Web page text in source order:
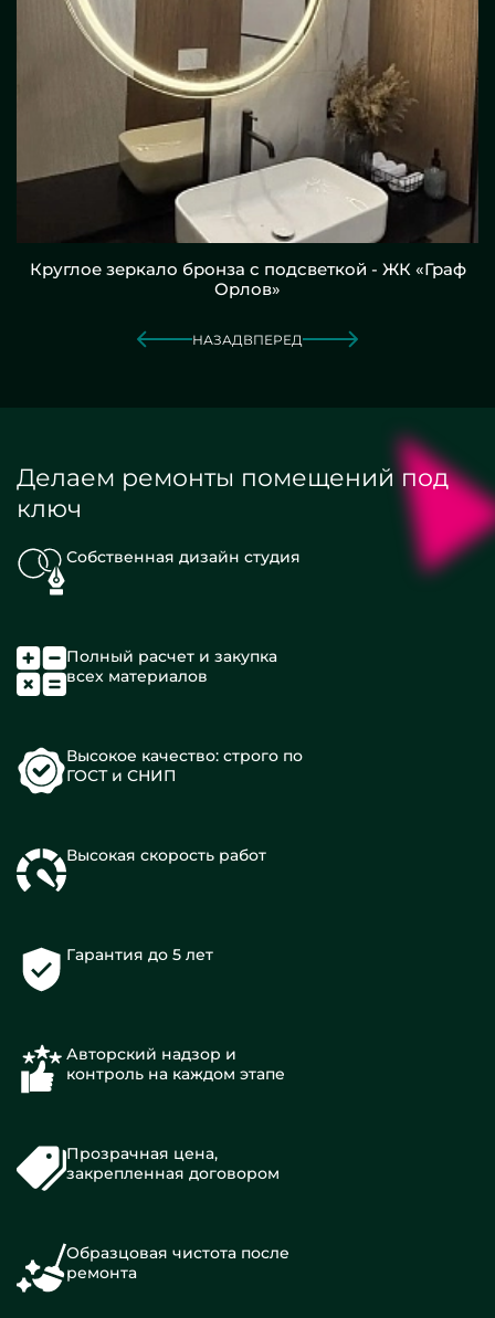
Круглое зеркало бронза с подсветкой - ЖК «Граф
Орлов»
НАЗАД ВПЕРЕД
Делаем ремонты помещений под
ключ
Собственная дизайн студия
Полный расчет и закупка
всех материалов
Высокое качество: строго по
ГОСТ и СНИП
Высокая скорость работ
Гарантия до 5 лет
Авторский надзор и
контроль на каждом этапе
Прозрачная цена,
закрепленная договором
Образцовая чистота после
ремонта